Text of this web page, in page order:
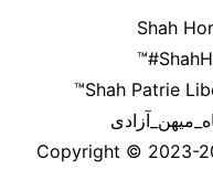
Shah
Shah Patrie
Copyright © 2023-